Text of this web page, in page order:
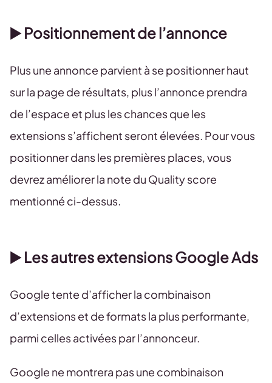
▶️ Positionnement de l’annonce
Plus une annonce parvient à se positionner haut
sur la page de résultats, plus l’annonce prendra
de l’espace et plus les chances que les
extensions s’affichent seront élevées. Pour vous
positionner dans les premières places, vous
devrez améliorer la note du Quality score
mentionné ci-dessus.
▶️ Les autres extensions Google Ads
Google tente d’afficher la combinaison
d’extensions et de formats la plus performante,
parmi celles activées par l’annonceur.
Google ne montrera pas une combinaison